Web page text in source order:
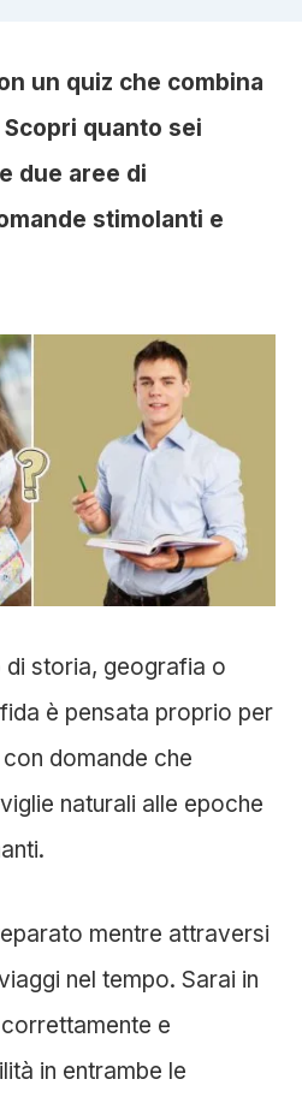
un quiz che combina
quanto sei
due aree di
stimolanti e
di storia, geografia o
è pensata proprio per
domande che
naturali alle epoche
mentre attraversi
nel tempo. Sarai in
e
in entrambe le